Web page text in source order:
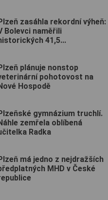
zasáhla rekordní výheň:
Bolevci naměřili
41,5...
plánuje nonstop
pohotovost na
Hospodě
gymnázium truchlí.
zemřela oblíbená
Radka
má jedno z nejdražších
MHD v České